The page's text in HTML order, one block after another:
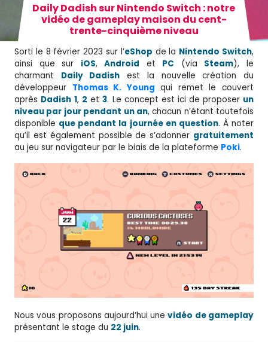
Daily Dadish sur Nintendo Switch : notre
vidéo de gameplay maison du cent-
trente-cinquième niveau
Sorti le 8 février 2023 sur l’eShop de la Nintendo Switch,
ainsi que sur iOS,Android et PC (via Steam), le
charmant Daily Dadish est la nouvelle création du
développeur Thomas K. Young qui remet le couvert
après Dadish 1, 2 et3. Le concept est ici de proposer un
niveau par jour pendant un an, chacun n’étant toutefois
disponible que pendant la journée en question. À noter
qu’il est également possible de s’adonner gratuitement
au jeu sur navigateur par le biais de la plateforme Poki.
Nous vous proposons aujourd’hui unevidéo de gameplay
présentant le stage du 22 juin.